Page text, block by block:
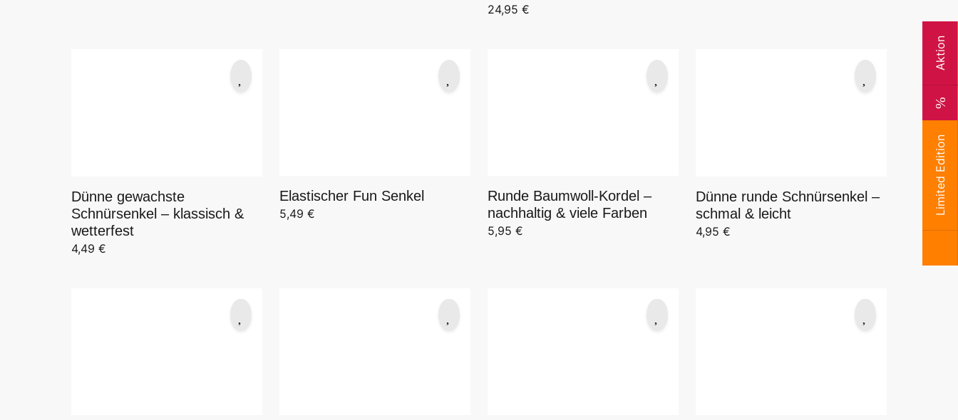
24,95 €
Dünne gewachste
Schnürsenkel – klassisch &
wetterfest
4,49 €
Elastischer Fun Senkel
5,49 €
Runde Baumwoll-Kordel –
nachhaltig & viele Farben
5,95 €
Dünne runde Schnürsenkel –
schmal & leicht
4,95 €
Limited Edition
Aktion